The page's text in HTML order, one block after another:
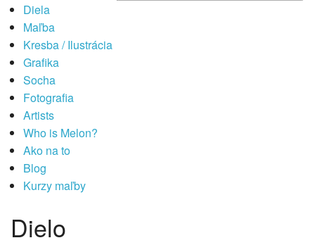
Diela
Maľba
Kresba / Ilustrácia
Grafika
Socha
Fotografia
Artists
Who is Melon?
Ako na to
Blog
Kurzy maľby
Dielo